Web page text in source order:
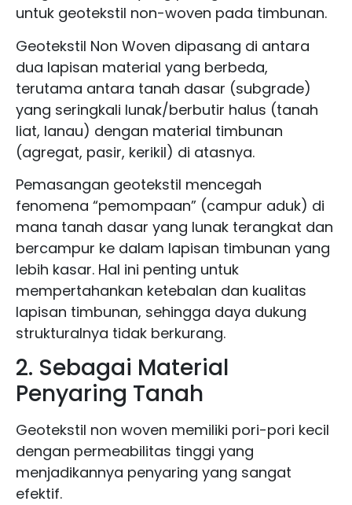
untuk geotekstil non-woven pada timbunan.
Geotekstil Non Woven dipasang di antara
dua lapisan material yang berbeda,
terutama antara tanah dasar (subgrade)
yang seringkali lunak/berbutir halus (tanah
liat, lanau) dengan material timbunan
(agregat, pasir, kerikil) di atasnya.
Pemasangan geotekstil mencegah
fenomena “pemompaan” (campur aduk) di
mana tanah dasar yang lunak terangkat dan
bercampur ke dalam lapisan timbunan yang
lebih kasar. Hal ini penting untuk
mempertahankan ketebalan dan kualitas
lapisan timbunan, sehingga daya dukung
strukturalnya tidak berkurang.
2. Sebagai Material
Penyaring Tanah
Geotekstil non woven memiliki pori-pori kecil
dengan permeabilitas tinggi yang
menjadikannya penyaring yang sangat
efektif.